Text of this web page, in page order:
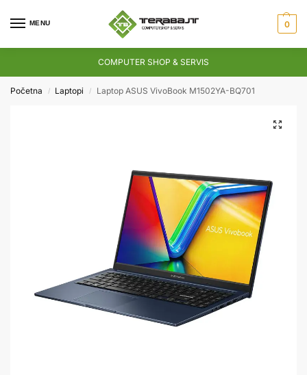
MENU 0
COMPUTER SHOP & SERVIS
Početna / Laptopi / Laptop ASUS VivoBook M1502YA-BQ701